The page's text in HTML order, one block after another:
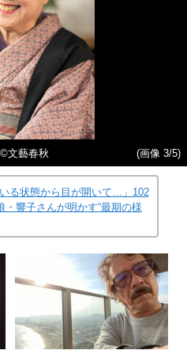
文藝春秋 (画像 3/5)
いる状態から目が開いて…」102
響子さんが明かす“最期の様